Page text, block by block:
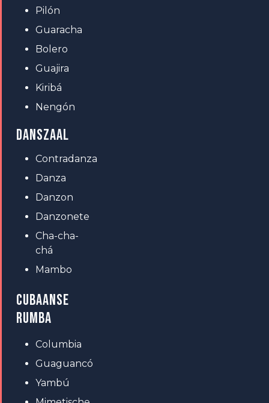
Pilón
Guaracha
Bolero
Guajira
Kiribá
Nengón
DANSZAAL
Contradanza
Danza
Danzon
Danzonete
Cha-cha-
chá
Mambo
CUBAANSE
RUMBA
Columbia
Guaguancó
Yambú